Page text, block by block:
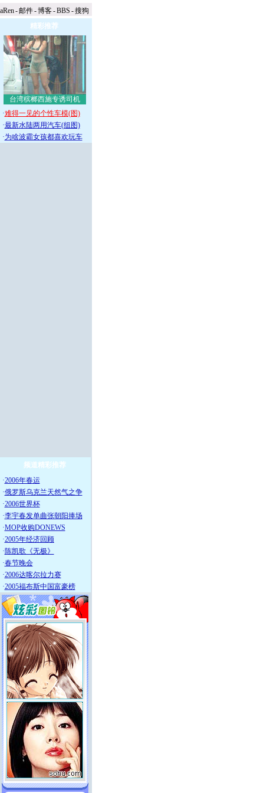
-邮件-博客-BBS -搜狗
精彩推荐
台湾槟榔西施专诱司机
·难得一见的个性车模(图)
·最新水陆两用汽车(组图)
·为啥波霸女孩都喜欢玩车
频道精彩推荐
·2006年春运
·俄罗斯乌克兰天然气之争
·2006世界杯
·李宇春发单曲张朝阳捧场
·MOP收购DONEWS
·2005年经济回顾
·陈凯歌《无极》
·春节晚会
·2006达喀尔拉力赛
·2005福布斯中国富豪榜